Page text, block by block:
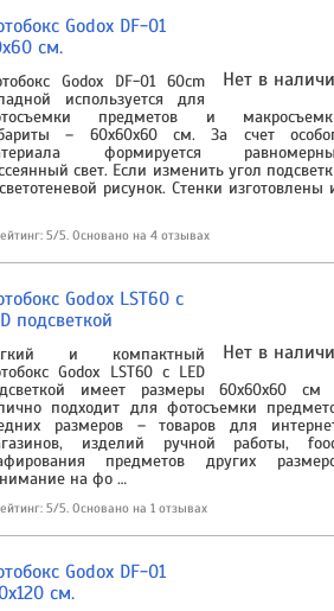
Нет в
Godox DF-01
см.
Godox DF-01 60cm
используется для
предметов и
– 60х60х60 см. За счет
формируется
свет. Если изменить угол
рисунок. Стенки изготовлены
5/5. Основано на 4 отзывах
Нет в
Godox LST60 с
подсветкой
и компактный
Godox LST60 с LED
имеет размеры 60x60x60 см
подходит для фотосъемки
размеров – товаров для
изделий ручной работы,
предметов других
на фо …
5/5. Основано на 1 отзывах
Godox DF-01
см.